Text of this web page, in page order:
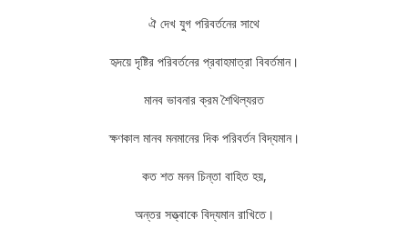
ঐ দেখ যুগ পরিবর্তনের সাথে
হৃদয়ে দৃষ্টির পরিবর্তনের প্রবাহমাত্রা বিবর্তমান।
মানব ভাবনার ক্রম শৈথিল্যরত
ক্ষণকাল মানব মনমানের দিক পরিবর্তন বিদ্যমান।
কত শত মনন চিন্তা বাহিত হয়,
অন্তর সত্ত্বাকে বিদ্যমান রাখিতে।